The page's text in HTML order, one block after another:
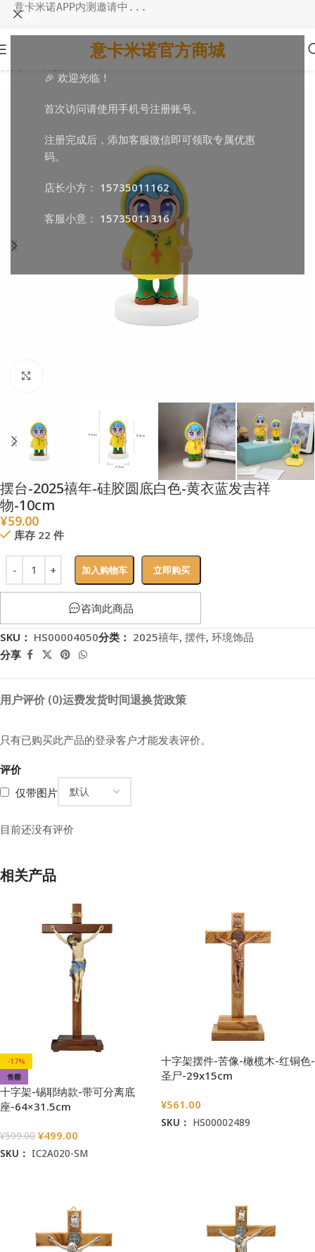
🎉 欢迎光临！
首次访问请使用手机号注册账号。
注册完成后，添加客服微信即可领取专属优惠
码。
店长小方： 15735011162
客服小意： 15735011316
意卡米诺APP内测邀请中...
意卡米诺官方商城
摆台-2025禧年-硅胶圆底白色-黄衣蓝发吉祥
物-10cm
¥59.00
库存 22 件
加入购物车 立即购买
咨询此商品
SKU： HS00004050分类： 2025禧年, 摆件, 环境饰品
分享
用户评价 (0)运费发货时间退换货政策
评价
仅带图片
目前还没有评价
只有已购买此产品的登录客户才能发表评价。
相关产品
-17%
售罄
十字架-锡耶纳款-带可分离底
座-64×31.5cm
¥599.00 ¥499.00
SKU： IC2A020-SM
十字架摆件-苦像-橄榄木-红铜色-
圣尸-29x15cm
¥561.00
SKU： HS00002489